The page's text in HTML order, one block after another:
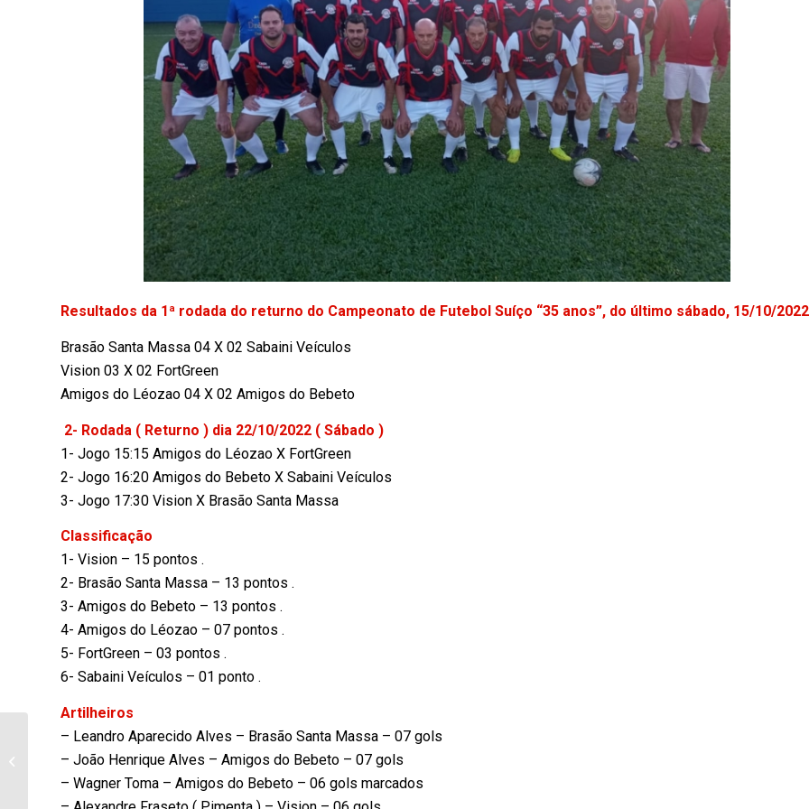
Resultados da 1ª rodada do returno do Campeonato de Futebol Suíço “35 anos”, do último sábado, 15/10/2022
Brasão Santa Massa 04 X 02 Sabaini Veículos
Vision 03 X 02 FortGreen
Amigos do Léozao 04 X 02 Amigos do Bebeto
2- Rodada ( Returno ) dia 22/10/2022 ( Sábado )
1- Jogo 15:15 Amigos do Léozao X FortGreen
2- Jogo 16:20 Amigos do Bebeto X Sabaini Veículos
3- Jogo 17:30 Vision X Brasão Santa Massa
Classificação
1- Vision – 15 pontos .
2- Brasão Santa Massa – 13 pontos .
3- Amigos do Bebeto – 13 pontos .
4- Amigos do Léozao – 07 pontos .
5- FortGreen – 03 pontos .
6- Sabaini Veículos – 01 ponto .
Artilheiros
– Leandro Aparecido Alves – Brasão Santa Massa – 07 gols
– João Henrique Alves – Amigos do Bebeto – 07 gols
– Wagner Toma – Amigos do Bebeto – 06 gols marcados
Atendendo a uma
medida judicial
Bandeirantes viabiliza